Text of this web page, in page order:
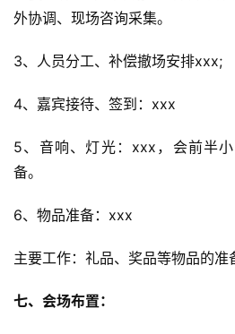
外协调、现场咨询采集。
3、人员分工、补偿撤场安排xxx;
4、嘉宾接待、签到：xxx
5、音响、灯光：xxx，会前半
备。
6、物品准备：xxx
主要工作：礼品、奖品等物品的准
七、会场布置：